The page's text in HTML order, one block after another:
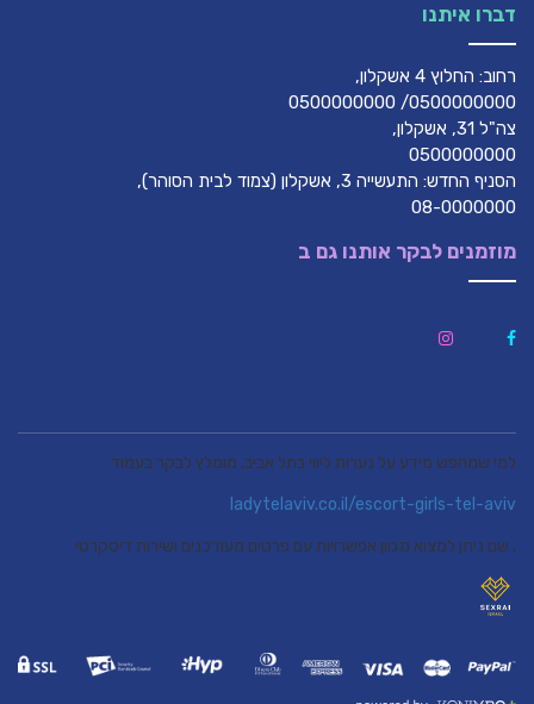
דברו איתנו
רחוב: החלוץ 4 אשקלון,
0500000000/ 0500000000
צה"ל 31, אשקלון,
0500000000
הסניף החדש: התעשייה 3, אשקלון (צמוד לבית הסוהר),
08-0000000
מוזמנים לבקר אותנו גם ב
למי שמחפש מידע על נערות ליווי בתל אביב, מומלץ לבקר בעמוד
ladytelaviv.co.il/escort-girls-tel-aviv
, שם ניתן למצוא מגוון אפשרויות עם פרטים מעודכנים ושירות דיסקרטי